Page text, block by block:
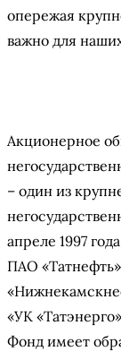
опережая
важно для
Акционерное
– один из
апреле 1997
ПАО
«УК
Фонд имеет